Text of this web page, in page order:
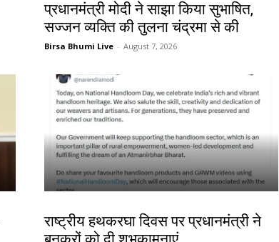
प्रधानमंत्री मोदी ने साझा किया सुभाषित,
सज्जन व्यक्ति की तुलना चंद्रमा से की
Birsa Bhumi Live - August 7, 2026
राष्ट्रीय हथकरघा दिवस पर प्रधानमंत्री ने